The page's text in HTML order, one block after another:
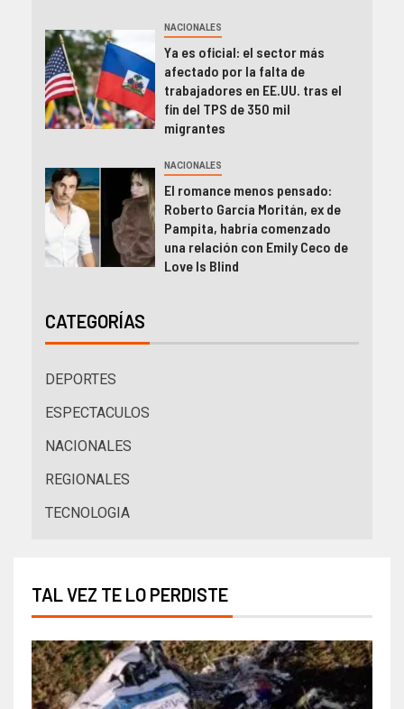
NACIONALES
Ya es oficial: el sector más
afectado por la falta de
trabajadores en EE.UU. tras el
fin del TPS de 350 mil
migrantes
NACIONALES
El romance menos pensado:
Roberto García Moritán, ex de
Pampita, habría comenzado
una relación con Emily Ceco de
Love Is Blind
CATEGORÍAS
DEPORTES
ESPECTACULOS
NACIONALES
REGIONALES
TECNOLOGIA
TAL VEZ TE LO PERDISTE